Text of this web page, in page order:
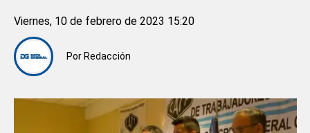
Por Redacción
Viernes, 10 de febrero de 2023 15:20